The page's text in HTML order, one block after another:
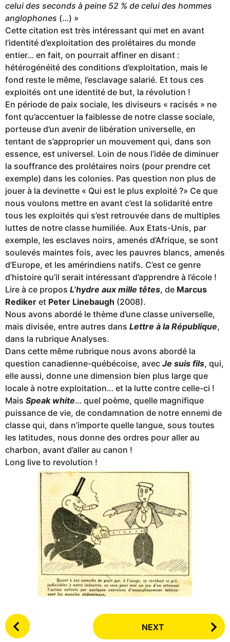
celui des seconds à peine 52 % de celui des hommes
anglophones (…) »
Cette citation est très intéressant qui met en avant
l’identité d’exploitation des prolétaires du monde
entier… en fait, on pourrait affiner en disant :
hétérogénéité des conditions d’exploitation, mais le
fond reste le même, l’esclavage salarié. Et tous ces
exploités ont une identité de but, la révolution !
En période de paix sociale, les diviseurs « racisés » ne
font qu’accentuer la faiblesse de notre classe sociale,
porteuse d’un avenir de libération universelle, en
tentant de s’approprier un mouvement qui, dans son
essence, est universel. Loin de nous l’idée de diminuer
la souffrance des prolétaires noirs (pour prendre cet
exemple) dans les colonies. Pas question non plus de
jouer à la devinette « Qui est le plus exploité ?» Ce que
nous voulons mettre en avant c’est la solidarité entre
tous les exploités qui s’est retrouvée dans de multiples
luttes de notre classe humiliée. Aux Etats-Unis, par
exemple, les esclaves noirs, amenés d’Afrique, se sont
soulevés maintes fois, avec les pauvres blancs, amenés
d’Europe, et les amérindiens natifs. C’est ce genre
d’histoire qu’il serait intéressant d’apprendre à l’école !
Lire à ce propos L’hydre aux mille têtes, de Marcus
Rediker et Peter Linebaugh (2008).
Nous avons abordé le thème d’une classe universelle,
mais divisée, entre autres dans Lettre à la République,
dans la rubrique Analyses.
Dans cette même rubrique nous avons abordé la
question canadienne-québécoise, avec Je suis fils, qui,
elle aussi, donne une dimension bien plus large que
locale à notre exploitation… et la lutte contre celle-ci !
Mais Speak white… quel poème, quelle magnifique
puissance de vie, de condamnation de notre ennemi de
classe qui, dans n’importe quelle langue, sous toutes
les latitudes, nous donne des ordres pour aller au
charbon, avant d’aller au canon !
Long live to revolution !
P
o
NEXT